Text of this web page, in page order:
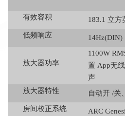
有效容积
183.1 立方
低频响应
14Hz(DIN)
放大器功率
1100W
置 App无
声
放大器特性
自动开 /关
房间校正系统
ARC